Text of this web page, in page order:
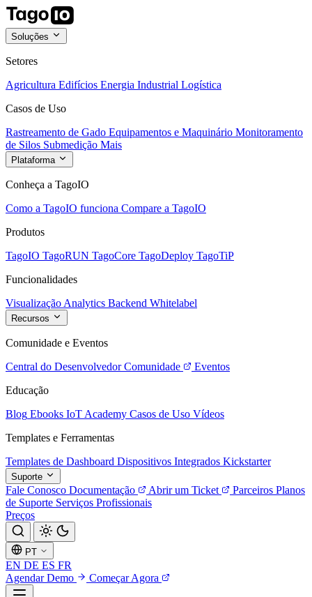
Soluções
Setores
Agricultura Edifícios Energia Industrial Logística
Casos de Uso
Rastreamento de Gado Equipamentos e Maquinário Monitoramento
de Silos Submedição Mais
Plataforma
Conheça a TagoIO
Como a TagoIO funciona Compare a TagoIO
Produtos
TagoIO TagoRUN TagoCore TagoDeploy TagoTiP
Funcionalidades
Visualização Analytics Backend Whitelabel
Recursos
Comunidade e Eventos
Central do Desenvolvedor Comunidade
Eventos
Educação
Blog Ebooks IoT Academy Casos de Uso Vídeos
Templates e Ferramentas
Templates de Dashboard Dispositivos Integrados Kickstarter
Suporte
Fale Conosco Documentação Abrir um Ticket Parceiros Planos
de Suporte Serviços Profissionais
Preços
PT
EN DE ES FR
Agendar Demo
Começar Agora